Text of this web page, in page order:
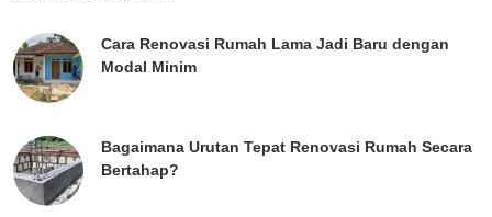
Cara Renovasi Rumah Lama Jadi Baru dengan
Modal Minim
Bagaimana Urutan Tepat Renovasi Rumah Secara
Bertahap?